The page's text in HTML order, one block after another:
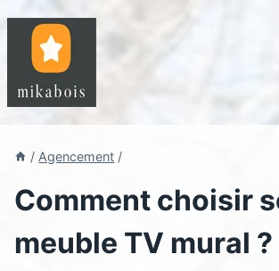
contenu
/ Agencement /
Comment choisir
meuble TV mural ?